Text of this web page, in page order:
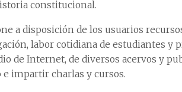
constitucional.
a disposición de los usuarios
labor cotidiana de estudiantes y
de Internet, de diversos acervos y
impartir charlas y cursos.